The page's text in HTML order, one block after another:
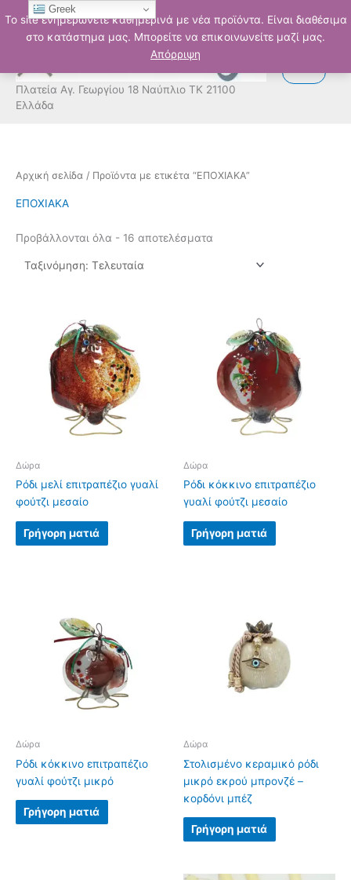
Το site ενημερώνετε καθημερινά με νέα προϊόντα. Είναι διαθέσιμα
στο κατάστημα μας. Μπορείτε να επικοινωνείτε μαζί μας.
Απόρριψη
Μετάβαση
στο
περιεχόμενο
Πλατεία Αγ. Γεωργίου 18 Ναύπλιο ΤΚ 21100
Ελλάδα
Αρχική σελίδα / Προϊόντα με ετικέτα “ΕΠΟΧΙΑΚΑ”
ΕΠΟΧΙΑΚΑ
Προβάλλονται όλα - 16 αποτελέσματα
Sorted
by
Δώρα
Ρόδι μελί επιτραπέζιο γυαλί
φούτζι μεσαίο
Γρήγορη ματιά
Δώρα
Ρόδι κόκκινο επιτραπέζιο
γυαλί φούτζι μεσαίο
Γρήγορη ματιά
Δώρα
Ρόδι κόκκινο επιτραπέζιο
γυαλί φούτζι μικρό
Γρήγορη ματιά
Δώρα
Στολισμένο κεραμικό ρόδι
μικρό εκρού μπρονζέ –
κορδόνι μπέζ
Γρήγορη ματιά
Greek